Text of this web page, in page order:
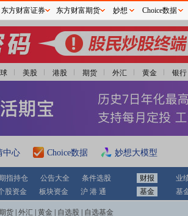
美股 港股 期货 外汇 黄金 银行
中心 Choice数据 妙想大模型
指持仓 公告大全 条件选股 财报 业
股资金 板块资金 沪 港 通 基金 基
货 外汇 黄金 自选股 自选基金
东方财富证券 东方财富期货 妙想 Choice数据